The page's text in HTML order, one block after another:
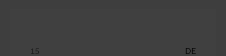
DE